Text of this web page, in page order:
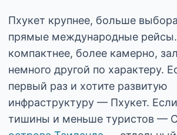
Пхукет крупнее, больше
прямые международные
компактнее, более камерно,
немного другой по характеру.
первый раз и хотите развитую
инфраструктуру — Пхукет.
тишины и меньше туристов —